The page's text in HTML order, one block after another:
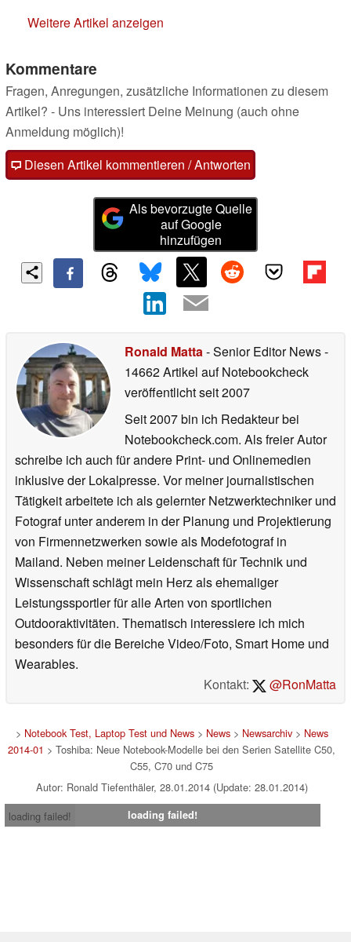
Weitere Artikel anzeigen
Kommentare
Fragen, Anregungen, zusätzliche Informationen zu diesem
Artikel? - Uns interessiert Deine Meinung (auch ohne
Anmeldung möglich)!
Diesen Artikel kommentieren / Antworten
Als bevorzugte Quelle
auf Google
hinzufügen
Ronald Matta- Senior Editor News-
14662 Artikel auf Notebookcheck
veröffentlichtseit 2007
Seit 2007 bin ich Redakteur bei
Notebookcheck.com. Als freier Autor
schreibe ich auch für andere Print- und Onlinemedien
inklusive der Lokalpresse. Vor meiner journalistischen
Tätigkeit arbeitete ich als gelernter Netzwerktechniker und
Fotograf unter anderem in der Planung und Projektierung
von Firmennetzwerken sowie als Modefotograf in
Mailand. Neben meiner Leidenschaft für Technik und
Wissenschaft schlägt mein Herz als ehemaliger
Leistungssportler für alle Arten von sportlichen
Outdooraktivitäten. Thematisch interessiere ich mich
besonders für die Bereiche Video/Foto, Smart Home und
Wearables.
Kontakt:
@RonMatta
> Notebook Test, Laptop Test und News> News> Newsarchiv> News
2014-01 > Toshiba: Neue Notebook-Modelle bei den Serien Satellite C50,
C55, C70 und C75
Autor: Ronald Tiefenthäler, 28.01.2014 (Update: 28.01.2014)
loading failed!
loading failed!